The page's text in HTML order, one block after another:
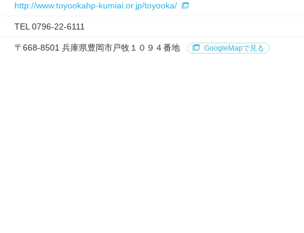
http://www.toyookahp-kumiai.or.jp/toyooka/
TEL 0796-22-6111
〒668-8501 兵庫県豊岡市戸牧１０９４番地 GoogleMapで見る